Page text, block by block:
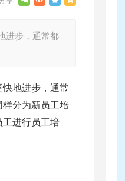
进步，通常都
地进步，通常
分为新员工培
工进行员工培